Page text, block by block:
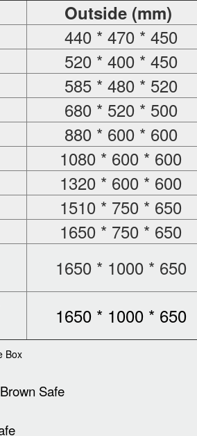
Outside (mm)
440 * 470 * 450
520 * 400 * 450
585 * 480 * 520
680 * 520 * 500
880 * 600 * 600
1080 * 600 * 600
1320 * 600 * 600
1510 * 750 * 650
1650 * 750 * 650
1650 * 1000 * 650
1650 * 1000 * 650